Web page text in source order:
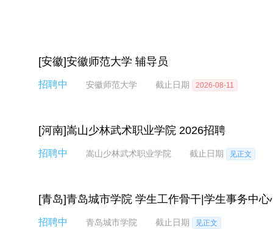
[安徽]安徽师范大学 辅导员
招聘中 安徽师范大学 截止日期 2026-08-11
[河南]嵩山少林武术职业学院 2026招聘
招聘中 嵩山少林武术职业学院 截止日期 见正文
[青岛]青岛城市学院 学生工作骨干|学生事务中
招聘中 青岛城市学院 截止日期 见正文